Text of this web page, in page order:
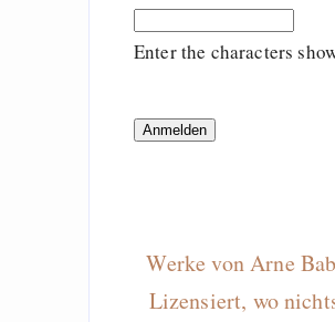
Enter the characters
Werke von Arne
Lizensiert, wo